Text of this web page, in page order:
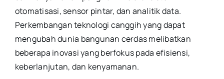
otomatisasi, sensor pintar, dan analitik data.
Perkembangan teknologi canggih yang dapat
mengubah dunia bangunan cerdas melibatkan
beberapa inovasi yang berfokus pada efisiensi,
keberlanjutan, dan kenyamanan.